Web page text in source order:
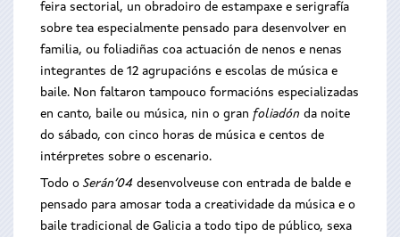
feira sectorial, un obradoiro de estampaxe e serigrafía
sobre tea especialmente pensado para desenvolver en
familia, ou foliadiñas coa actuación de nenos e nenas
integrantes de 12 agrupacións e escolas de música e
baile. Non faltaron tampouco formacións especializadas
en canto, baile ou música, nin o gran foliadón da noite
do sábado, con cinco horas de música e centos de
intérpretes sobre o escenario.
Todo o Serán’04 desenvolveuse con entrada de balde e
pensado para amosar toda a creatividade da música e o
baile tradicional de Galicia a todo tipo de público, sexa